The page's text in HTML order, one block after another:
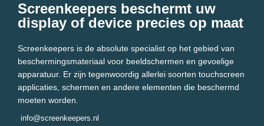
Screenkeepers beschermt uw
display of device precies op maat
Screenkeepers is de absolute specialist op het gebied van
beschermingsmateriaal voor beeldschermen en gevoelige
apparatuur. Er zijn tegenwoordig allerlei soorten touchscreen
applicaties, schermen en andere elementen die beschermd
moeten worden.
info@screenkeepers.nl